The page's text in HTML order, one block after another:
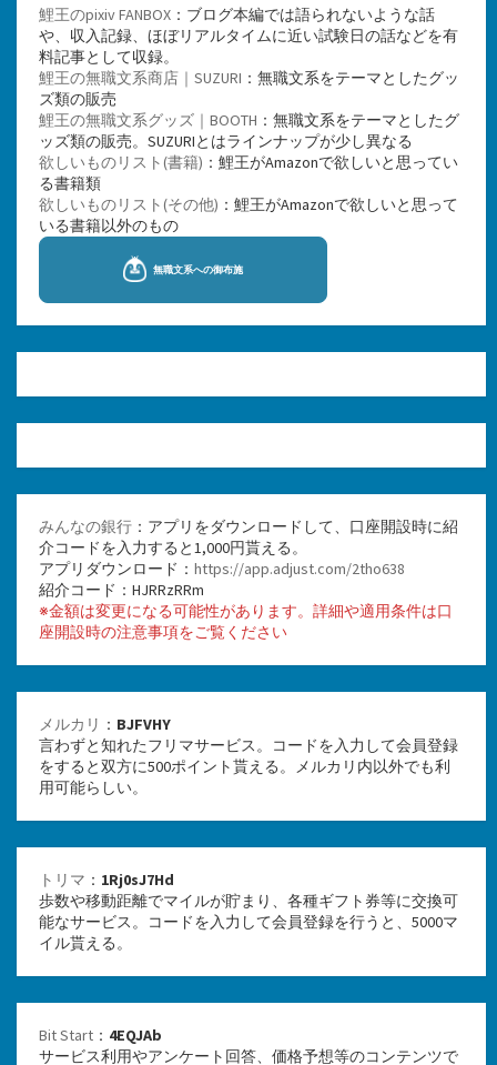
鯉王のpixiv FANBOX ：ブログ本編では語られないような話
や、収入記録、ほぼリアルタイムに近い試験日の話などを有
料記事として収録。
鯉王の無職文系商店｜SUZURI ：無職文系をテーマとしたグッ
ズ類の販売
鯉王の無職文系グッズ｜BOOTH ：無職文系をテーマとしたグ
ッズ類の販売。SUZURIとはラインナップが少し異なる
欲しいものリスト(書籍) ：鯉王がAmazonで欲しいと思ってい
る書籍類
欲しいものリスト(その他) ：鯉王がAmazonで欲しいと思って
いる書籍以外のもの
みんなの銀行 ：アプリをダウンロードして、口座開設時に紹
介コードを入力すると1,000円貰える。
アプリダウンロード： https://app.adjust.com/2tho638
紹介コード：HJRRzRRm
※金額は変更になる可能性があります。詳細や適用条件は口
座開設時の注意事項をご覧ください
メルカリ ： BJFVHY
言わずと知れたフリマサービス。コードを入力して会員登録
をすると双方に500ポイント貰える。メルカリ内以外でも利
用可能らしい。
トリマ ： 1Rj0sJ7Hd
歩数や移動距離でマイルが貯まり、各種ギフト券等に交換可
能なサービス。コードを入力して会員登録を行うと、5000マ
イル貰える。
Bit Start ： 4EQJAb
サービス利用やアンケート回答、価格予想等のコンテンツで